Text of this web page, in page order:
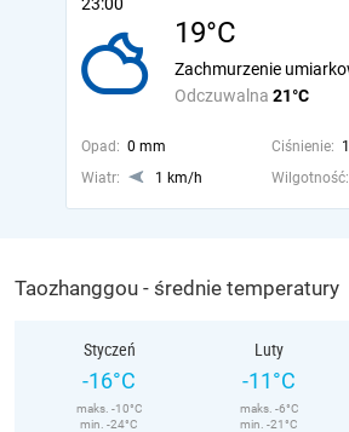
19°C
Odczuwalna 21°C
Zachmurzenie
Opad: 0 mm Ciśnienie:
Wiatr:
1 km/h Wilgotność:
Taozhanggou - średnie temperatury
Styczeń
-16°C
maks. -10°C
min. -24°C
Luty
-11°C
maks. -6°C
min. -21°C